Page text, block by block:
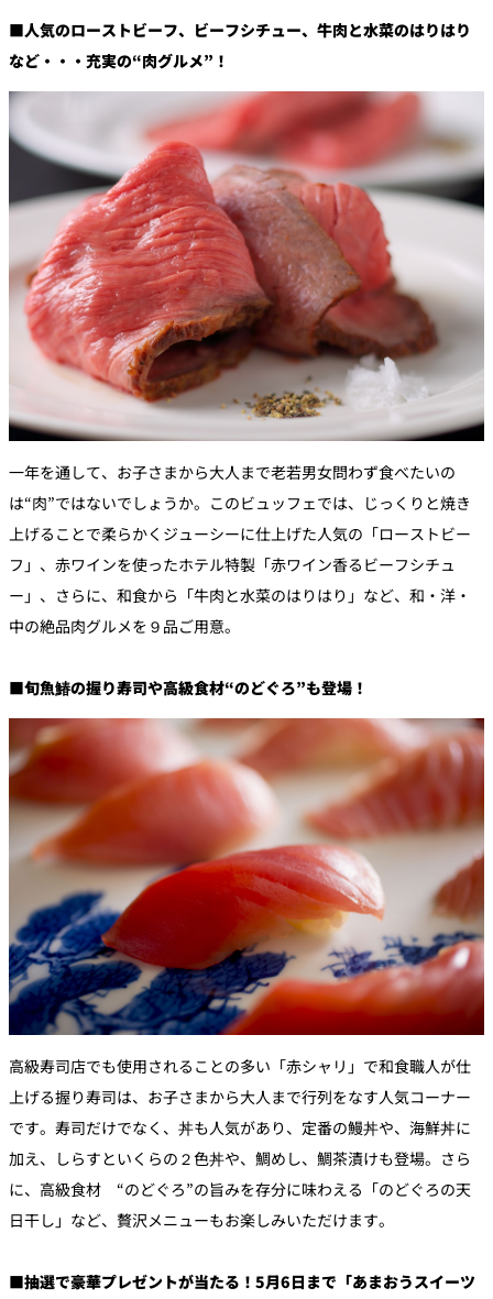
■人気のローストビーフ、ビーフシチュー、牛肉と水菜のはりはり
など・・・充実の“肉グルメ”！
一年を通して、お子さまから大人まで老若男女問わず食べたいの
は“肉”ではないでしょうか。このビュッフェでは、じっくりと焼き
上げることで柔らかくジューシーに仕上げた人気の「ローストビー
フ」、赤ワインを使ったホテル特製「赤ワイン香るビーフシチュ
ー」、さらに、和食から「牛肉と水菜のはりはり」など、和・洋・
中の絶品肉グルメを９品ご用意。
■旬魚鰆の握り寿司や高級食材“のどぐろ”も登場！
高級寿司店でも使用されることの多い「赤シャリ」で和食職人が仕
上げる握り寿司は、お子さまから大人まで行列をなす人気コーナー
です。寿司だけでなく、丼も人気があり、定番の鰻丼や、海鮮丼に
加え、しらすといくらの２色丼や、鯛めし、鯛茶漬けも登場。さら
に、高級食材 “のどぐろ”の旨みを存分に味わえる「のどぐろの天
日干し」など、贅沢メニューもお楽しみいただけます。
■抽選で豪華プレゼントが当たる！5月6日まで「あまおうスイーツ